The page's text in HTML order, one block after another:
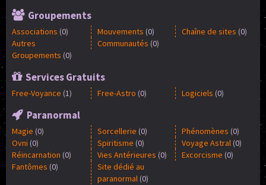
Groupements
Associations (0) Mouvements (0) Chaîne de sites (0)
Autres
Groupements (0)
Communautés (0)
Services Gratuits
Free-Voyance (1) Free-Astro (0) Logiciels (0)
Paranormal
Magie (0) Sorcellerie (0) Phénomènes (0)
Ovni (0) Spiritisme (0) Voyage Astral (0)
Réincarnation (0) Vies Antérieures (0) Excorcisme (0)
Fantômes (0)
Site dédié au
paranormal(0)